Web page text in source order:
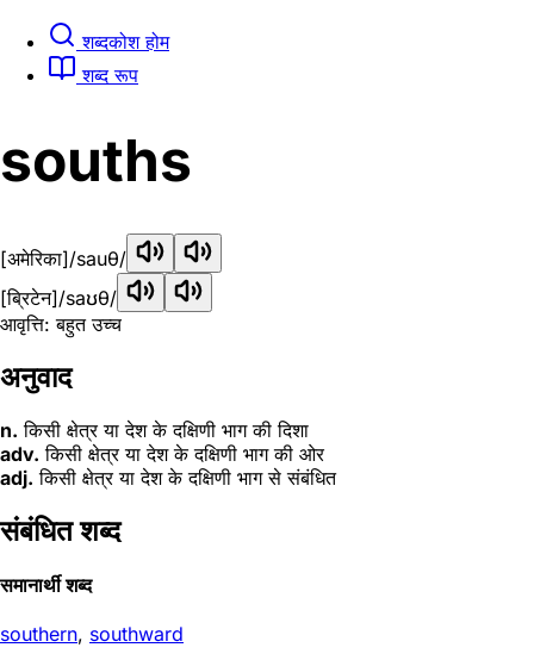
शब्दकोश होम
शब्द रूप
souths
[अमेरिका]/sauθ/
[ब्रिटेन]/saʊθ/
आवृत्ति: बहुत उच्च
अनुवाद
n. किसी क्षेत्र या देश के दक्षिणी भाग की दिशा
adv. किसी क्षेत्र या देश के दक्षिणी भाग की ओर
adj. किसी क्षेत्र या देश के दक्षिणी भाग से संबंधित
संबंधित शब्द
समानार्थी शब्द
southern, southward